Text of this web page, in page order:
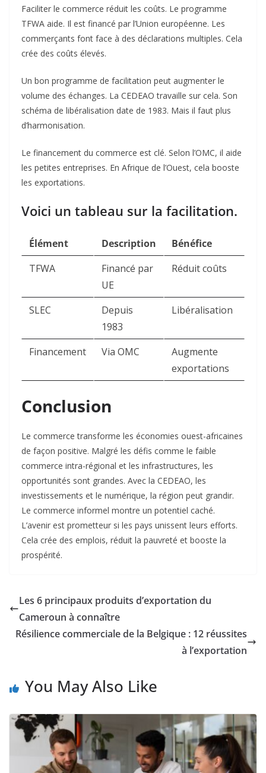
Faciliter le commerce réduit les coûts. Le programme
TFWA aide. Il est financé par l’Union européenne. Les
commerçants font face à des déclarations multiples. Cela
crée des coûts élevés.
Un bon programme de facilitation peut augmenter le
volume des échanges. La CEDEAO travaille sur cela. Son
schéma de libéralisation date de 1983. Mais il faut plus
d’harmonisation.
Le financement du commerce est clé. Selon l’OMC, il aide
les petites entreprises. En Afrique de l’Ouest, cela booste
les exportations.
Voici un tableau sur la facilitation.
Élément Description
Bénéfice
TFWA
Financé par
UE
Réduit coûts
SLEC
Depuis
1983
Libéralisation
Financement Via OMC
Augmente
exportations
Conclusion
Le commerce transforme les économies ouest-africaines
de façon positive. Malgré les défis comme le faible
commerce intra-régional et les infrastructures, les
opportunités sont grandes. Avec la CEDEAO, les
investissements et le numérique, la région peut grandir.
Le commerce informel montre un potentiel caché.
L’avenir est prometteur si les pays unissent leurs efforts.
Cela crée des emplois, réduit la pauvreté et booste la
prospérité.
Les 6 principaux produits d’exportation du
Cameroun à connaître
Résilience commerciale de la Belgique : 12 réussites
à l’exportation
You May Also Like